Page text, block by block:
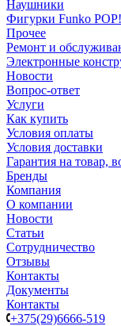
Наушники
Фигурки Funko POP!
Прочее
Ремонт и
Электронные
Новости
Вопрос-ответ
Услуги
Как купить
Условия оплаты
Условия доставки
Гарантия на товар,
Бренды
Компания
О компании
Новости
Статьи
Сотрудничество
Отзывы
Контакты
Документы
Контакты
+375(29)6666-519